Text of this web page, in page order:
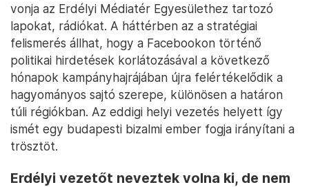
vonja az Erdélyi Médiatér Egyesülethez tartozó
lapokat, rádiókat. A háttérben az a stratégiai
felismerés állhat, hogy a Facebookon történő
politikai hirdetések korlátozásával a következő
hónapok kampányhajrájában újra felértékelődik a
hagyományos sajtó szerepe, különösen a határon
túli régiókban. Az eddigi helyi vezetés helyett így
ismét egy budapesti bizalmi ember fogja irányítani a
trösztöt.
Erdélyi vezetőt neveztek volna ki, de nem